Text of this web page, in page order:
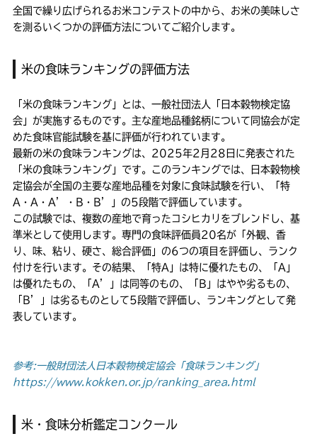
全国で繰り広げられるお米コンテストの中から、お米の美味しさ
を測るいくつかの評価方法についてご紹介します。
米の食味ランキングの評価方法
「米の食味ランキング」とは、一般社団法人「日本穀物検定協
会」が実施するものです。主な産地品種銘柄について同協会が定
めた食味官能試験を基に評価が行われています。
最新の米の食味ランキングは、2025年2月28日に発表された
「米の食味ランキング」です。このランキングでは、日本穀物検
定協会が全国の主要な産地品種を対象に食味試験を行い、「特
A・A・A’・B・B’」の5段階で評価しています。
この試験では、複数の産地で育ったコシヒカリをブレンドし、基
準米として使用します。専門の食味評価員20名が「外観、香
り、味、粘り、硬さ、総合評価」の6つの項目を評価し、ランク
付けを行います。その結果、「特A」は特に優れたもの、「A」
は優れたもの、「A’」は同等のもの、「B」はやや劣るもの、
「B’」は劣るものとして5段階で評価し、ランキングとして発
表しています。
参考:一般財団法人日本穀物検定協会「食味ランキング」
https://www.kokken.or.jp/ranking_area.html
米・食味分析鑑定コンクール